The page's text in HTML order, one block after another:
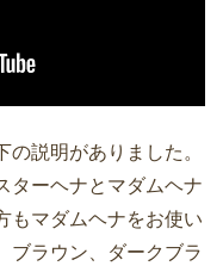
の説明がありました。
ターヘナとマダムヘナ
もマダムヘナをお使い
ブラウン、ダークブラ